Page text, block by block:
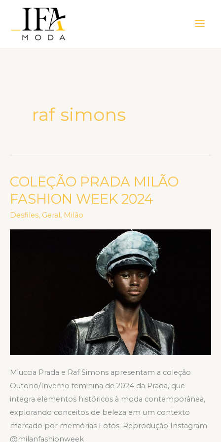
Menu
raf simons
COLEÇÃO PRADA MILÃO
FASHION WEEK 2024
Desfiles, Geral , Milão
Miuccia Prada e Raf Simons apresentam a coleção
Outono/Inverno feminina de 2024 da Prada, que
integra elementos históricos à moda contemporânea,
explorando conceitos de beleza em um contexto
marcado por memórias Fotos: Reprodução Instagram
@milanfashionweek
COLEÇÃO
PRADA
MILÃO
FASHION
WEEK